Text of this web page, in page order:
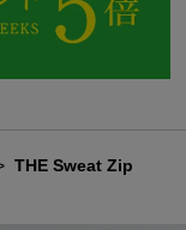
THE Sweat Zip